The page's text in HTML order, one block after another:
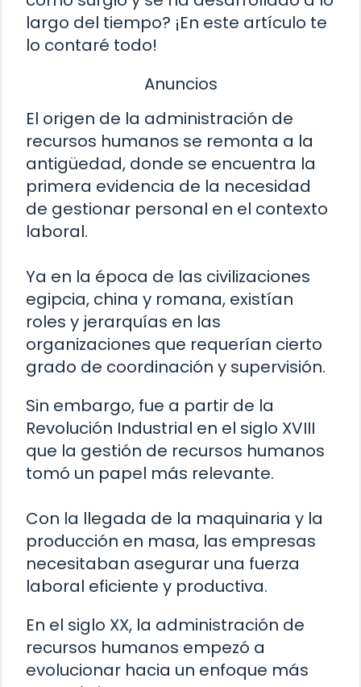
largo del tiempo? ¡En este artículo te
lo contaré todo!
Anuncios
El origen de la administración de
recursos humanos se remonta a la
antigüedad, donde se encuentra la
primera evidencia de la necesidad
de gestionar personal en el contexto
laboral.
Ya en la época de las civilizaciones
egipcia, china y romana, existían
roles y jerarquías en las
organizaciones que requerían cierto
grado de coordinación y supervisión.
Sin embargo, fue a partir de la
Revolución Industrial en el siglo XVIII
que la gestión de recursos humanos
tomó un papel más relevante.
Con la llegada de la maquinaria y la
producción en masa, las empresas
necesitaban asegurar una fuerza
laboral eficiente y productiva.
En el siglo XX, la administración de
recursos humanos empezó a
evolucionar hacia un enfoque más